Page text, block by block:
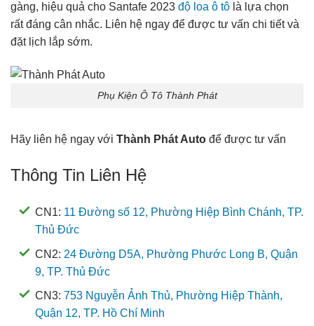
gàng, hiệu quả cho Santafe 2023 độ loa ô tô là lựa chọn
rất đáng cân nhắc. Liên hệ ngay để được tư vấn chi tiết và
đặt lịch lắp sớm.
Phụ Kiện Ô Tô Thành Phát
Hãy liên hệ ngay với Thành Phát Auto để được tư vấn
Thông Tin Liên Hệ
CN1: 11 Đường số 12, Phường Hiệp Bình Chánh, TP.
Thủ Đức
CN2: 24 Đường D5A, Phường Phước Long B, Quận
9, TP. Thủ Đức
CN3: 753 Nguyễn Ảnh Thủ, Phường Hiệp Thành,
Quận 12, TP. Hồ Chí Minh